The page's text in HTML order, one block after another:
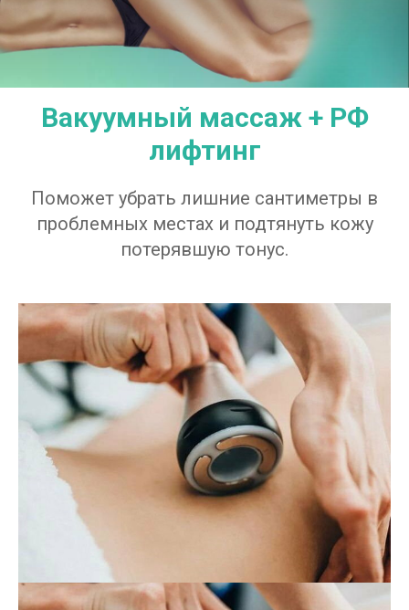
Вакуумный массаж + РФ
лифтинг
Поможет убрать лишние сантиметры в
проблемных местах и подтянуть кожу
потерявшую тонус.